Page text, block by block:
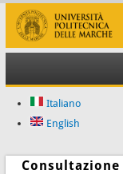
Italiano
English